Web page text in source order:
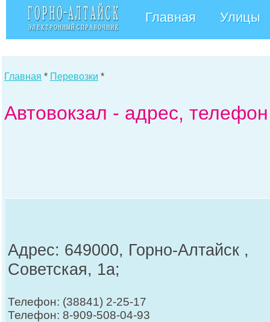
Главная Улицы
Главная * Перевозки *
Автовокзал - адрес, телефон
Адрес: 649000, Горно-Алтайск ,
Советская, 1а;
Телефон: (38841) 2-25-17
Телефон: 8-909-508-04-93